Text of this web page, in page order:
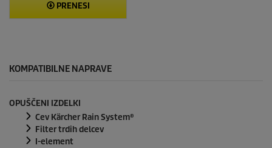
PRENESI
KOMPATIBILNE NAPRAVE
OPUŠČENI IZDELKI
Cev Kärcher Rain System®
Filter trdih delcev
I-element